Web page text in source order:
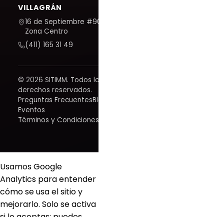
VILLAGRÁN
16 de Septiembre #909,
Zona Centro
(411) 165 31 49
© 2026 SITIMM. Todos los
derechos reservados.
Preguntas FrecuentesBlog
Eventos
Términos y Condiciones
Usamos Google
Analytics para entender
cómo se usa el sitio y
mejorarlo. Solo se activa